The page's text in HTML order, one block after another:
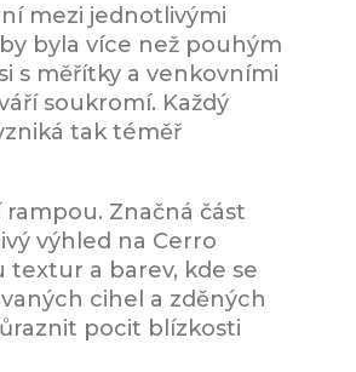
mezi jednotlivými
byla více než pouhým
s měřítky a venkovními
soukromí. Každý
tak téměř
Značná část
výhled na Cerro
a barev, kde se
cihel a zděných
pocit blízkosti